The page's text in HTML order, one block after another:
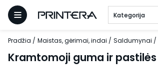
Kategorija
Pradžia Maistas, gėrimai, indai Saldumynai
Kramtomoji guma ir pastilės